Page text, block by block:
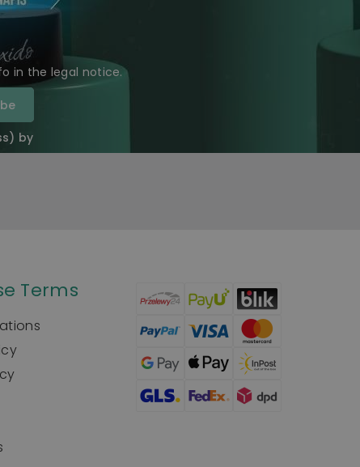
in the legal notice.
by
Terms